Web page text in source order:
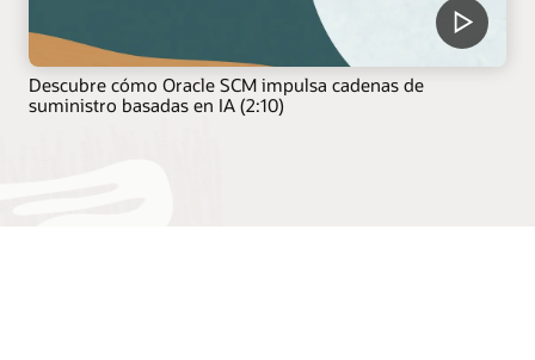
Descubre cómo Oracle SCM impulsa cadenas de
suministro basadas en IA (2:10)